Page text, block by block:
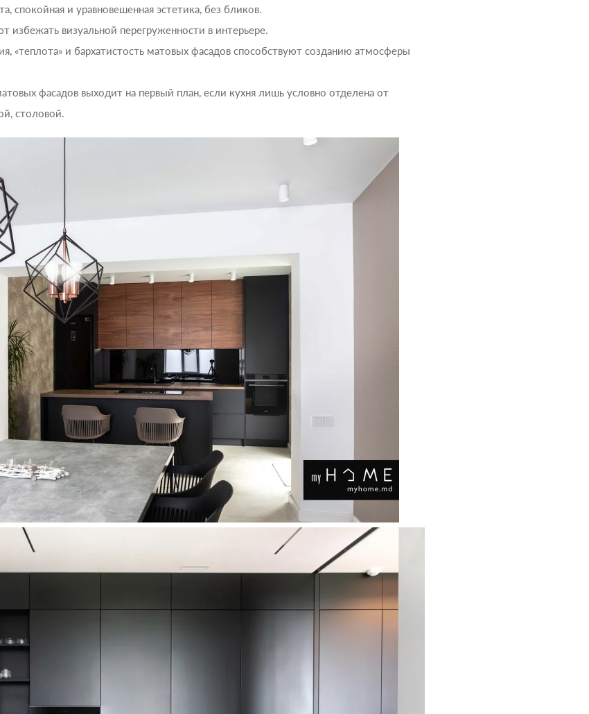
спокойная и уравновешенная эстетика, без бликов.
избежать визуальной перегруженности в интерьере.
«теплота» и бархатистость матовых фасадов способствуют созданию атмосферы
фасадов выходит на первый план, если кухня лишь условно отделена от
столовой.